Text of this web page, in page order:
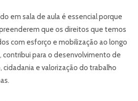
em sala de aula é essencial porque
que os direitos que temos
com esforço e mobilização ao longo
contribui para o desenvolvimento de
e valorização do trabalho